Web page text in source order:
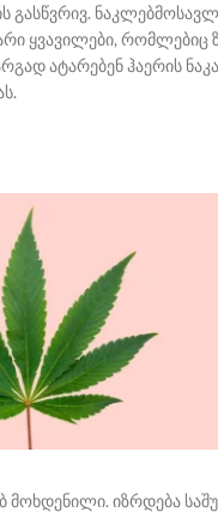
გასწვრივ.
ყვავილები, რომლებიც
ატარებენ ჰაერის
მოხდენილი. იზრდება